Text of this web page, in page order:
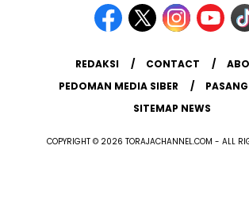
REDAKSI CONTACT
PEDOMAN MEDIA SIBER
SITEMAP NEWS
COPYRIGHT © 2026 TORAJACHANNEL.COM - ALL